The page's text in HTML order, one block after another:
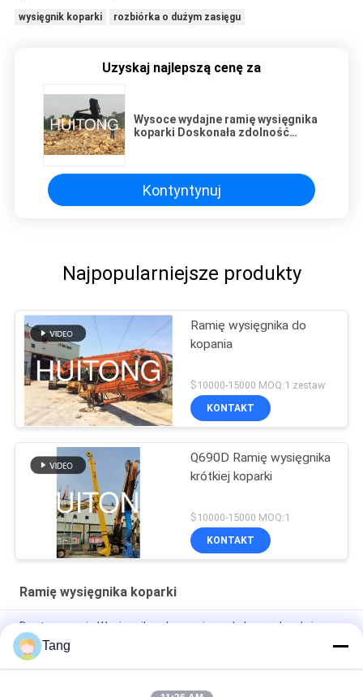
wysięgnik koparki rozbiórka o dużym zasięgu
Uzyskaj najlepszą cenę za
Wysoce wydajne ramię wysięgnika
koparki Doskonała zdolność
Kontyntynuj
Najpopularniejsze produkty
Ramię wysięgnika do
kopania
$10000-15000 MOQ:1 zestaw
KONTAKT
Q690D Ramię wysięgnika
krótkiej koparki
$10000-15000 MOQ:1
KONTAKT
Ramię wysięgnika koparki
Dostosowanie Wysięgnik wyburzeniowy do koparek o dużym
zasięgu OEM PC EX PC 1 rok gwarancji 100% nowość
Wysięgnik budowlany o długim zasięgu do palowania arkuszy
Tang